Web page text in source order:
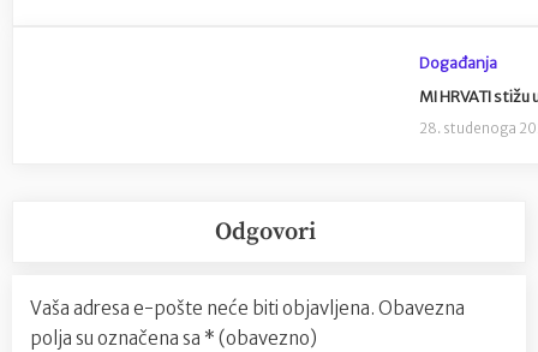
Događanja
MI HRVATI
28. studenoga
Odgovori
Vaša adresa e-pošte neće biti objavljena. Obavezna
polja su označena sa * (obavezno)